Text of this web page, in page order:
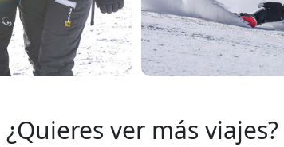
¿Quieres ver más viajes?